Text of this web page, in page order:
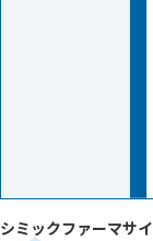
シミックファーマサ